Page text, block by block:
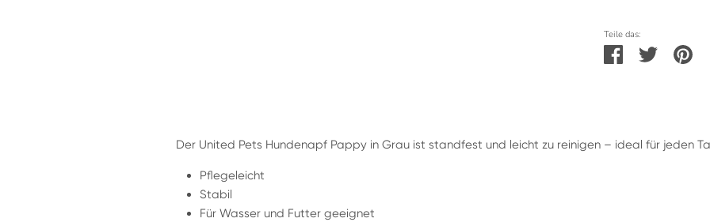
Teile das:
TeilenTwittern
Der United Pets Hundenapf Pappy in Grau ist standfest und leicht zu reinigen – ideal für jeden
Pflegeleicht
Stabil
Für Wasser und Futter geeignet